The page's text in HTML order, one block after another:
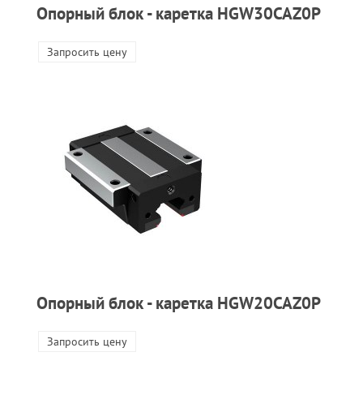
Опорный блок - каретка HGW30CAZ0P
Запросить цену
Опорный блок - каретка HGW20CAZ0P
Запросить цену